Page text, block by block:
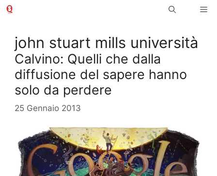
Vai
john stuart mills università
Calvino: Quelli che dalla
diffusione del sapere hanno
solo da perdere
25 Gennaio 2013